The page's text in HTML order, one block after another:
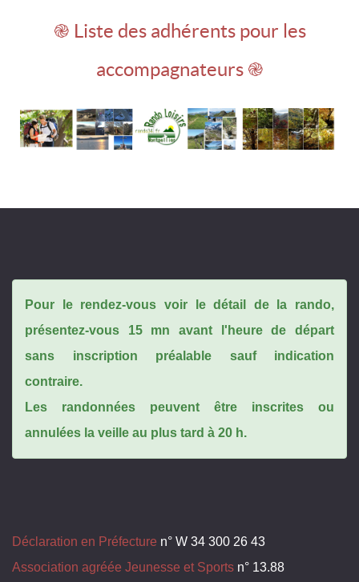
֎ Liste des adhérents pour les
accompagnateurs ֎
Pour le rendez-vous voir le détail de la rando,
présentez-vous 15 mn avant l'heure de départ
sans inscription préalable sauf indication
contraire.
Les randonnées peuvent être inscrites ou
annulées la veille au plus tard à 20 h.
Déclaration en Préfecture n° W 34 300 26 43
Association agréée Jeunesse et Sports n° 13.88